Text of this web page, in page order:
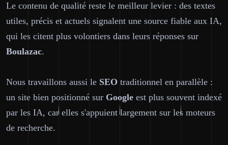
Le contenu de qualité reste le meilleur levier : des textes
utiles, précis et actuels signalent une source fiable aux IA,
qui les citent plus volontiers dans leurs réponses sur
Boulazac.
Nous travaillons aussi le SEO traditionnel en parallèle :
un site bien positionné sur Google est plus souvent indexé
par les IA, car elles s'appuient largement sur les moteurs
de recherche.